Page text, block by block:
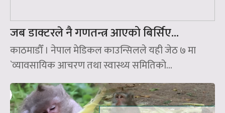
जब डाक्टरले नै गणतन्त्र आएको बिर्सिए…
काठमाडौँ । नेपाल मेडिकल काउन्सिलले यही जेठ ७ मा
`व्यावसायिक आचरण तथा स्वास्थ्य समितिको...